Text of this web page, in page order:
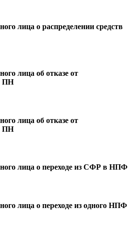
лица о распределении средств
лица об отказе от
ПН
лица об отказе от
ПН
лица о переходе из CФР в НПФ
лица о переходе из одного НПФ